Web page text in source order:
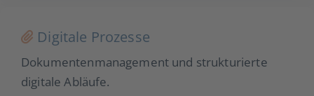
Digitale Prozesse
Dokumentenmanagement und strukturierte
digitale Abläufe.